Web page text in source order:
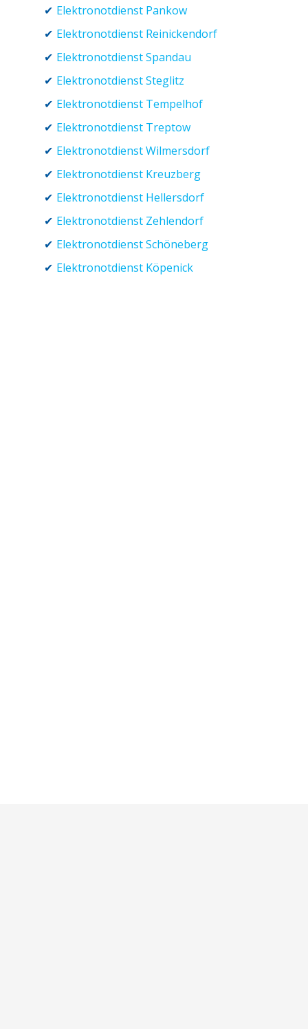
Elektronotdienst Pankow
Elektronotdienst Reinickendorf
Elektronotdienst Spandau
Elektronotdienst Steglitz
Elektronotdienst Tempelhof
Elektronotdienst Treptow
Elektronotdienst Wilmersdorf
Elektronotdienst Kreuzberg
Elektronotdienst Hellersdorf
Elektronotdienst Zehlendorf
Elektronotdienst Schöneberg
Elektronotdienst Köpenick